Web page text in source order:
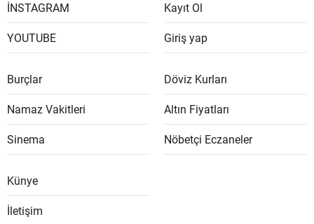
İNSTAGRAM
YOUTUBE
Kayıt Ol
Giriş yap
Burçlar
Namaz Vakitleri
Sinema
Döviz Kurları
Altın Fiyatları
Nöbetçi Eczaneler
Künye
İletişim